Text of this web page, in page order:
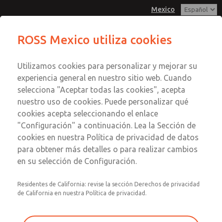
Mexico
Cuenta
Registrarse
Inscribirse
Serie MD3
MD353ECA2C42N
Enviar esta página por correo
electrónico
Servicio al Cliente
1-800-GET-ROSS
Servicio Tecnico
1-888-TEK-ROSS
ROSS Mexico utiliza cookies
Utilizamos cookies para personalizar y mejorar su
experiencia general en nuestro sitio web. Cuando
selecciona "Aceptar todas las cookies", acepta
nuestro uso de cookies. Puede personalizar qué
cookies acepta seleccionando el enlace
"Configuración" a continuación. Lea la Sección de
cookies en nuestra Política de privacidad de datos
para obtener más detalles o para realizar cambios
en su selección de Configuración.
Residentes de California: revise la sección Derechos de privacidad
de California en nuestra Política de privacidad.